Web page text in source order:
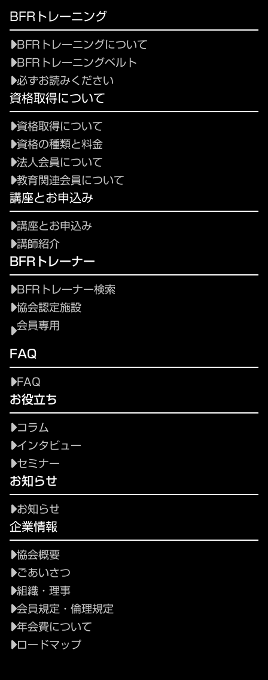
BFRトレーニング
BFRトレーニングについて
BFRトレーニングベルト
必ずお読みください
資格取得について
資格取得について
資格の種類と料金
法人会員について
教育関連会員について
講座とお申込み
講座とお申込み
講師紹介
BFRトレーナー
BFRトレーナー検索
協会認定施設
会員専用
FAQ
FAQ
お役立ち
コラム
インタビュー
セミナー
お知らせ
お知らせ
企業情報
協会概要
ごあいさつ
組織・理事
会員規定・倫理規定
年会費について
ロードマップ